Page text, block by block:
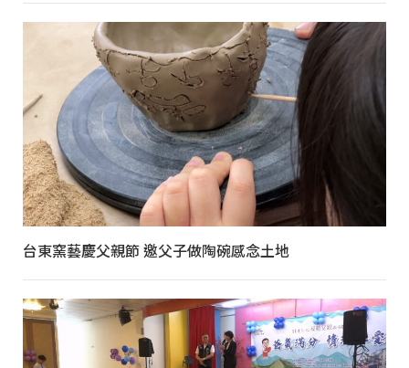
台東窯藝慶父親節 邀父子做陶碗感念土地